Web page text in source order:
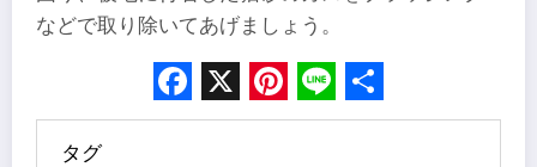
などで取り除いてあげましょう。
Facebook
X Pinterest
LineShare
タグ